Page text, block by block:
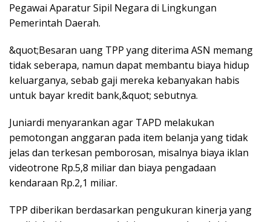
Pegawai Aparatur Sipil Negara di Lingkungan
Pemerintah Daerah.
&quot;Besaran uang TPP yang diterima ASN memang
tidak seberapa, namun dapat membantu biaya hidup
keluarganya, sebab gaji mereka kebanyakan habis
untuk bayar kredit bank,&quot; sebutnya.
Juniardi menyarankan agar TAPD melakukan
pemotongan anggaran pada item belanja yang tidak
jelas dan terkesan pemborosan, misalnya biaya iklan
videotrone Rp.5,8 miliar dan biaya pengadaan
kendaraan Rp.2,1 miliar.
TPP diberikan berdasarkan pengukuran kinerja yang